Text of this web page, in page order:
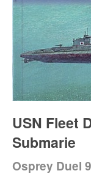
USN Fleet
Submarie
Osprey Duel